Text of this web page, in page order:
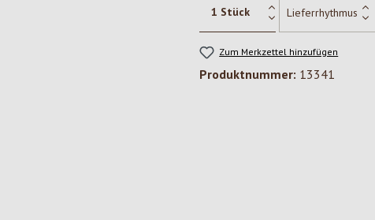
Zum Merkzettel hinzufügen
Produktnummer: 13341